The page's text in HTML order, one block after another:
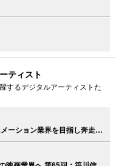
ティスト
するデジタルアーティストた
思い立ったらまず行動！ 中学3年生からアニメーション業界を目指し奔走 第66回：田村鞠果（LAIKA, Llc. / Jr. Prop Designer）